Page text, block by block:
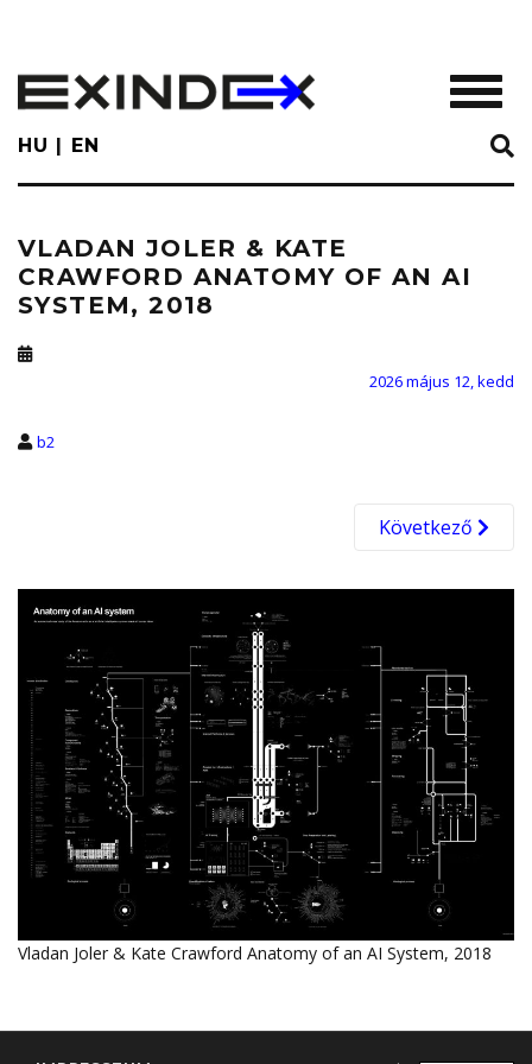
main
content
HU EN
VLADAN JOLER & KATE
CRAWFORD ANATOMY OF AN AI
SYSTEM, 2018
2026 május 12, kedd
b2
Következő
Vladan Joler & Kate Crawford Anatomy of an AI System, 2018